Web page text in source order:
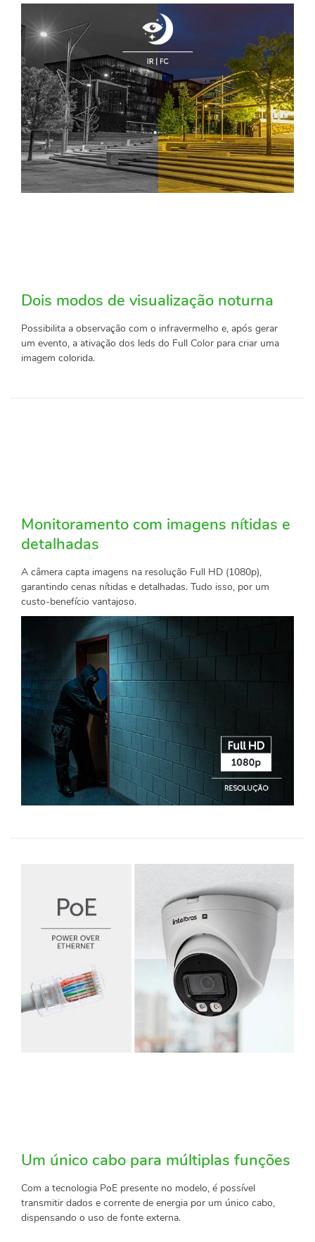
Dois modos de visualização noturna
Possibilita a observação com o infravermelho e, após gerar
um evento, a ativação dos leds do Full Color para criar uma
imagem colorida.
Monitoramento com imagens nítidas e
detalhadas
A câmera capta imagens na resolução Full HD (1080p),
garantindo cenas nítidas e detalhadas. Tudo isso, por um
custo-benefício vantajoso.
Um único cabo para múltiplas funções
Com a tecnologia PoE presente no modelo, é possível
transmitir dados e corrente de energia por um único cabo,
dispensando o uso de fonte externa.